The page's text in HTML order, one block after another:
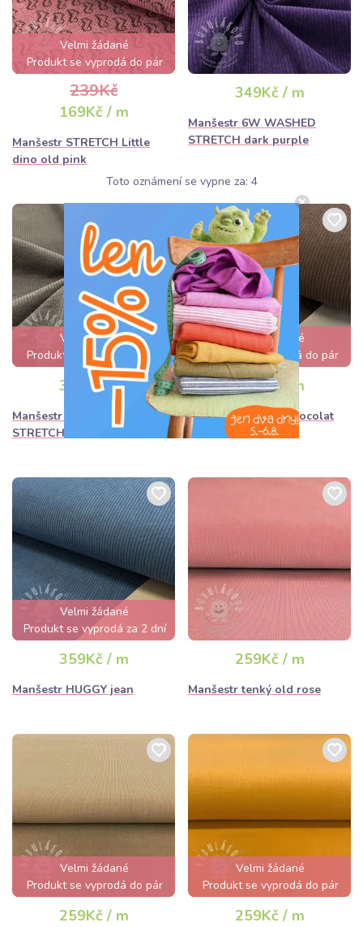
Velmi žádané
Produkt se vyprodá do pár
hodin
239Kč
169Kč / m
Manšestr STRETCH Little
dino old pink
349Kč / m
Manšestr 6W WASHED
STRETCH dark purple
Velmi žádané
Produkt se vyprodá do pár
hodin
349Kč / m
Manšestr 6W WASHED
STRETCH stone
Velmi žádané
Produkt se vyprodá do pár
hodin
359Kč / m
Manšestr HUGGY chocolat
Velmi žádané
Produkt se vyprodá za 2 dní
359Kč / m
Manšestr HUGGY jean
259Kč / m
Manšestr tenký old rose
Velmi žádané
Produkt se vyprodá do pár
hodin
259Kč / m
Velmi žádané
Produkt se vyprodá do pár
hodin
259Kč / m
Toto oznámení se vypne za: 3